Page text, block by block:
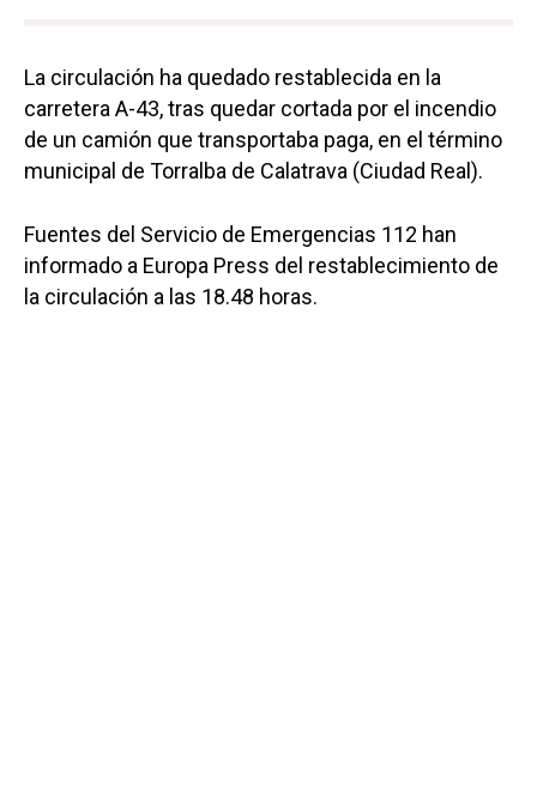
La circulación ha quedado restablecida en la
carretera A-43, tras quedar cortada por el incendio
de un camión que transportaba paga, en el término
municipal de Torralba de Calatrava (Ciudad Real).
Fuentes del Servicio de Emergencias 112 han
informado a Europa Press del restablecimiento de
la circulación a las 18.48 horas.